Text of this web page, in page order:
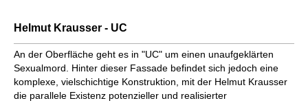
Helmut Krausser - UC
An der Oberfläche geht es in "UC" um einen unaufgeklärten
Sexualmord. Hinter dieser Fassade befindet sich jedoch eine
komplexe, vielschichtige Konstruktion, mit der Helmut Krausser
die parallele Existenz potenzieller und realisierter